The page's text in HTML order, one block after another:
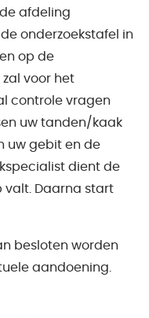
afdeling
onderzoekstafel in
op de
voor het
controle vragen
uw tanden/kaak
uw gebit en de
dient de
valt. Daarna start
besloten worden
aandoening.